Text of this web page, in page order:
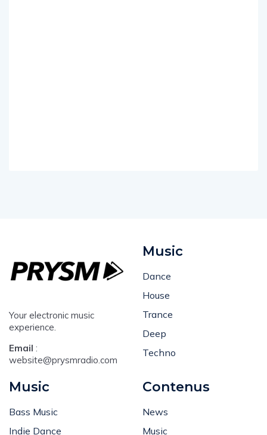
Your electronic music
experience.
Email :
website@prysmradio.com
Music
Dance
House
Trance
Deep
Techno
Music
Bass Music
Indie Dance
Contenus
News
Music